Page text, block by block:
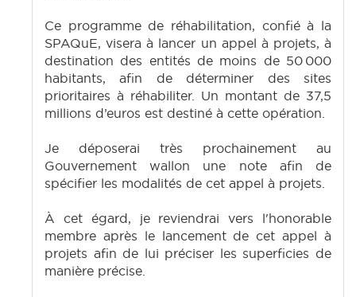
Ce programme de réhabilitation, confié à la
SPAQuE, visera à lancer un appel à projets, à
destination des entités de moins de 50 000
habitants, afin de déterminer des sites
prioritaires à réhabiliter. Un montant de 37,5
millions d’euros est destiné à cette opération.
Je déposerai très prochainement au
Gouvernement wallon une note afin de
spécifier les modalités de cet appel à projets.
À cet égard, je reviendrai vers l'honorable
membre après le lancement de cet appel à
projets afin de lui préciser les superficies de
manière précise.